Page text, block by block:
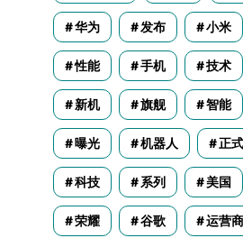
华为 发布 小米
性能 手机 技术
新机 旗舰 智能
曝光 机器人 正式
科技 系列 美国
荣耀 谷歌 运营商